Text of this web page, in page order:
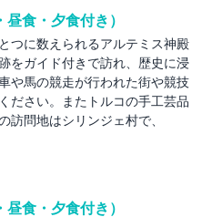
食・夕食付き）
つに数えられるアルテミス神殿
をガイド付きで訪れ、歴史に浸
や馬の競走が行われた街や競技
ださい。またトルコの手工芸品
訪問地はシリンジェ村で、
食・夕食付き）